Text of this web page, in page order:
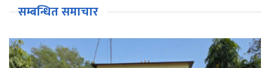
सम्बन्धित समाचार